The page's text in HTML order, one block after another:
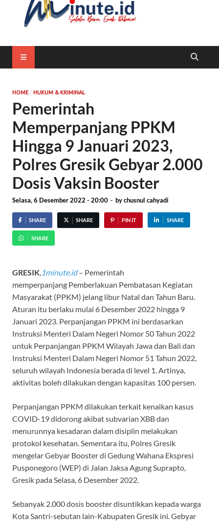
HOME / HUKUM & KRIMINAL
Pemerintah
Memperpanjang PPKM
Hingga 9 Januari 2023,
Polres Gresik Gebyar 2.000
Dosis Vaksin Booster
Selasa, 6 Desember 2022 - 20:00 - bychusnul cahyadi
SHARE SHARE PIN IT SHARE
SHARE
GRESIK, 1minute.id– Pemerintah
memperpanjang Pemberlakuan Pembatasan Kegiatan
Masyarakat (PPKM) jelang libur Natal dan Tahun Baru.
Aturan itu berlaku mulai 6 Desember 2022 hingga 9
Januari 2023. Perpanjangan PPKM ini berdasarkan
Instruksi Menteri Dalam Negeri Nomor 50 Tahun 2022
untuk Perpanjangan PPKM Wilayah Jawa dan Bali dan
Instruksi Menteri Dalam Negeri Nomor 51 Tahun 2022,
seluruh wilayah Indonesia berada di level 1. Artinya,
aktivitas boleh dilakukan dengan kapasitas 100 persen.
Perpanjangan PPKM dilakukan terkait kenaikan kasus
COVID-19 didorong akibat subvarian XBB dan
menurunnya kesadaran dalam disiplin melakukan
protokol kesehatan. Sementara itu, Polres Gresik
mengelar Gebyar Booster di Gedung Wahana Ekspresi
Pusponegoro (WEP) di Jalan Jaksa Agung Suprapto,
Gresik pada Selasa, 6 Desember 2022.
Sebanyak 2.000 dosis booster disuntikkan kepada warga
Kota Santri-sebutan lain-Kabupaten Gresik ini. Gebyar